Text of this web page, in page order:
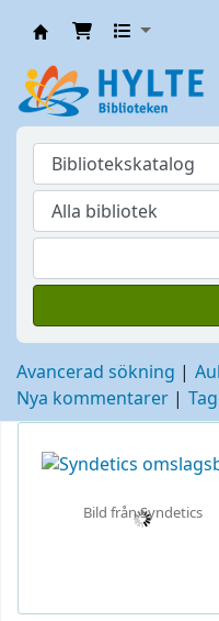
Avancerad sökning
Nya kommentarer
Bild från Syndetics